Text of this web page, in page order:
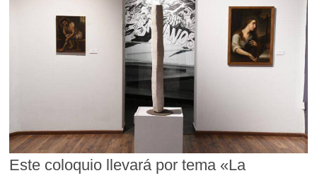
Este coloquio llevará por tema «La